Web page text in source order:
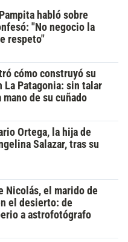
habló sobre
"No negocio la
respeto"
cómo construyó su
La Patagonia: sin talar
de su cuñado
Ortega, la hija de
Salazar, tras su
Nicolás, el marido de
el desierto: de
a astrofotógrafo